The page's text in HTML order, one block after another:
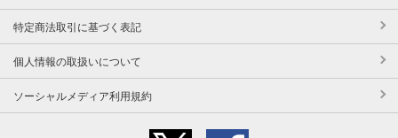
特定商法取引に基づく表記
個人情報の取扱いについて
ソーシャルメディア利用規約